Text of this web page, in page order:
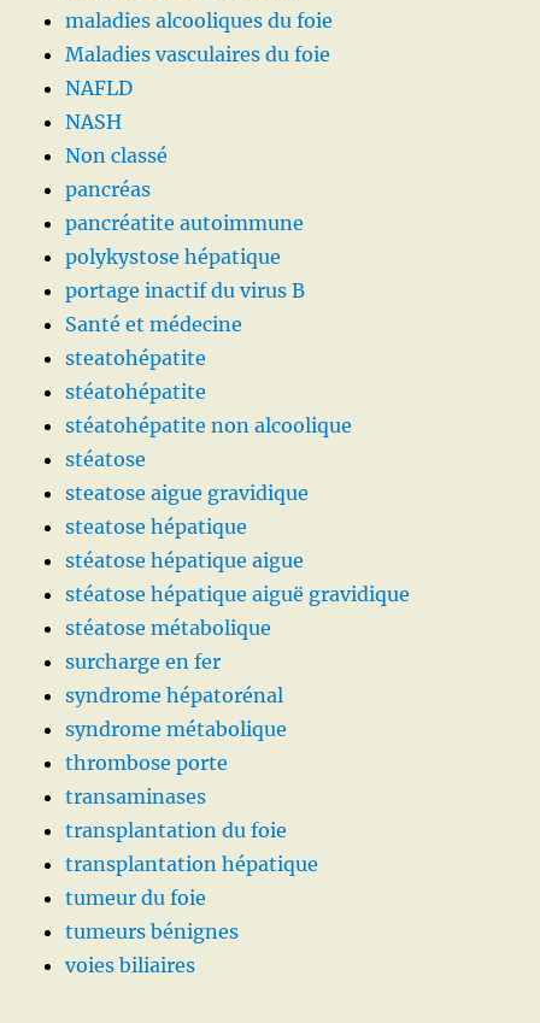
maladies alcooliques du foie
Maladies vasculaires du foie
NAFLD
NASH
Non classé
pancréas
pancréatite autoimmune
polykystose hépatique
portage inactif du virus B
Santé et médecine
steatohépatite
stéatohépatite
stéatohépatite non alcoolique
stéatose
steatose aigue gravidique
steatose hépatique
stéatose hépatique aigue
stéatose hépatique aiguë gravidique
stéatose métabolique
surcharge en fer
syndrome hépatorénal
syndrome métabolique
thrombose porte
transaminases
transplantation du foie
transplantation hépatique
tumeur du foie
tumeurs bénignes
voies biliaires